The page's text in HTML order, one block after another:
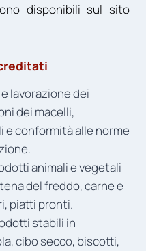
disponibili sul sito
lavorazione dei
dei macelli,
e conformità alle norme
animali e vegetali
del freddo, carne e
piatti pronti.
stabili in
cibo secco, biscotti,